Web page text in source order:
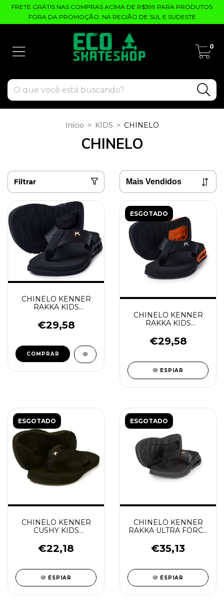
FRETE GRÁTIS NAS COMPRAS ACIMA DE R$399 PARA PRODUTOS
FORA DA PROMOÇÃO, NA REGIÃO DE SUL E SUDESTE
0
Início > KIDS > CHINELO
CHINELO
Filtrar
CHINELO KENNER
RAKKA KIDS
€29,58
COMPRAR
ESGOTADO
CHINELO KENNER
RAKKA KIDS
€29,58
ESPIAR
ESGOTADO
CHINELO KENNER
CUSHY KIDS
€22,18
ESPIAR
ESGOTADO
CHINELO KENNER
RAKKA ULTRA FORCE
€35,13
ESPIAR